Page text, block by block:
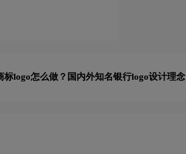
标logo怎么做？国内外知名银行logo设计理念